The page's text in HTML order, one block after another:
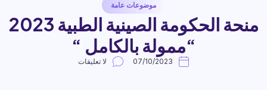
موضوعات عامة
منحة الحكومة الصينية الطبية 2023
“ممولة بالكامل “
07/10/2023 لا تعليقات